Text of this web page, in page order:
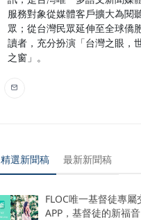
服務對象從媒體客戶擴大為閱
眾；從台灣民眾延伸至全球僑
讀者，充分扮演「台灣之眼，
之窗」。
精選新聞稿 最新新聞稿
FLOC唯一基督徒專屬
APP，基督徒的新福音